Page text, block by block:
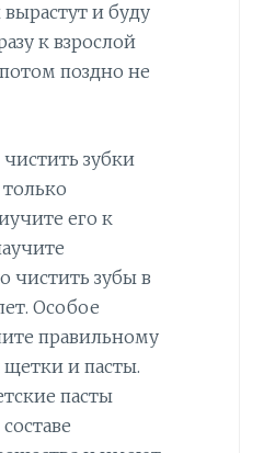
и буду
к взрослой
поздно не
зубки
его к
чистить зубы в
Особое
правильному
и пасты.
пасты